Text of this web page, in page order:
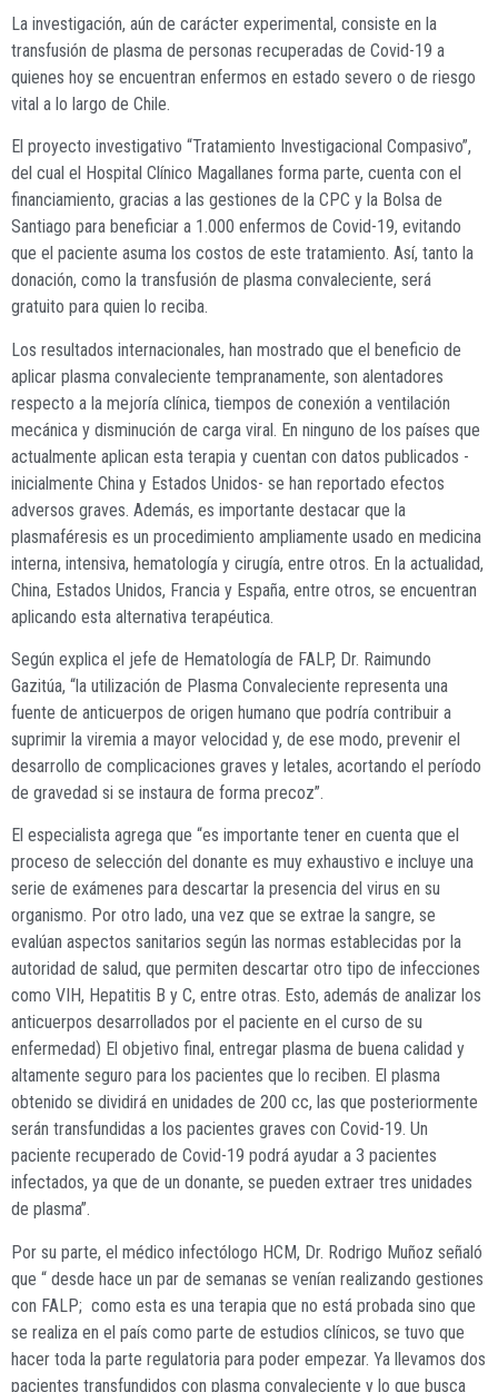
La investigación, aún de carácter experimental, consiste en la
transfusión de plasma de personas recuperadas de Covid-19 a
quienes hoy se encuentran enfermos en estado severo o de riesgo
vital a lo largo de Chile.
El proyecto investigativo “Tratamiento Investigacional Compasivo”,
del cual el Hospital Clínico Magallanes forma parte, cuenta con el
financiamiento, gracias a las gestiones de la CPC y la Bolsa de
Santiago para beneficiar a 1.000 enfermos de Covid-19, evitando
que el paciente asuma los costos de este tratamiento. Así, tanto la
donación, como la transfusión de plasma convaleciente, será
gratuito para quien lo reciba.
Los resultados internacionales, han mostrado que el beneficio de
aplicar plasma convaleciente tempranamente, son alentadores
respecto a la mejoría clínica, tiempos de conexión a ventilación
mecánica y disminución de carga viral. En ninguno de los países que
actualmente aplican esta terapia y cuentan con datos publicados -
inicialmente China y Estados Unidos- se han reportado efectos
adversos graves. Además, es importante destacar que la
plasmaféresis es un procedimiento ampliamente usado en medicina
interna, intensiva, hematología y cirugía, entre otros. En la actualidad,
China, Estados Unidos, Francia y España, entre otros, se encuentran
aplicando esta alternativa terapéutica.
Según explica el jefe de Hematología de FALP, Dr. Raimundo
Gazitúa, “la utilización de Plasma Convaleciente representa una
fuente de anticuerpos de origen humano que podría contribuir a
suprimir la viremia a mayor velocidad y, de ese modo, prevenir el
desarrollo de complicaciones graves y letales, acortando el período
de gravedad si se instaura de forma precoz”.
El especialista agrega que “es importante tener en cuenta que el
proceso de selección del donante es muy exhaustivo e incluye una
serie de exámenes para descartar la presencia del virus en su
organismo. Por otro lado, una vez que se extrae la sangre, se
evalúan aspectos sanitarios según las normas establecidas por la
autoridad de salud, que permiten descartar otro tipo de infecciones
como VIH, Hepatitis B y C, entre otras. Esto, además de analizar los
anticuerpos desarrollados por el paciente en el curso de su
enfermedad) El objetivo final, entregar plasma de buena calidad y
altamente seguro para los pacientes que lo reciben. El plasma
obtenido se dividirá en unidades de 200 cc, las que posteriormente
serán transfundidas a los pacientes graves con Covid-19. Un
paciente recuperado de Covid-19 podrá ayudar a 3 pacientes
infectados, ya que de un donante, se pueden extraer tres unidades
de plasma”.
Por su parte, el médico infectólogo HCM, Dr. Rodrigo Muñoz señaló
que “ desde hace un par de semanas se venían realizando gestiones
con FALP; como esta es una terapia que no está probada sino que
se realiza en el país como parte de estudios clínicos, se tuvo que
hacer toda la parte regulatoria para poder empezar. Ya llevamos dos
pacientes transfundidos con plasma convaleciente y lo que busca